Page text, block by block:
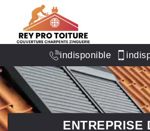
indisponible
ENTREPRISE